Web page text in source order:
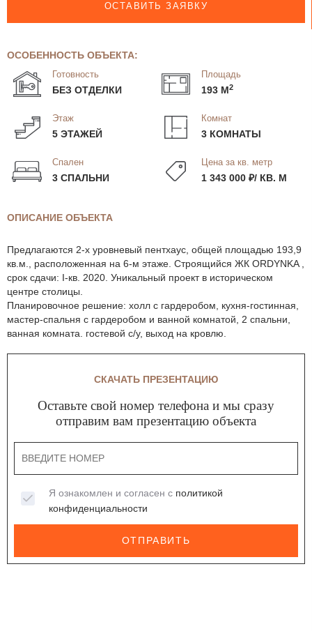
ОСТАВИТЬ ЗАЯВКУ
ОСОБЕННОСТЬ ОБЪЕКТА:
Готовность
БЕЗ ОТДЕЛКИ
Площадь
193 М2
Этаж
5 ЭТАЖЕЙ
Комнат
3 КОМНАТЫ
Спален
3 СПАЛЬНИ
Цена за кв. метр
1 343 000 ₽/ КВ. М
ОПИСАНИЕ ОБЪЕКТА
Предлагаются 2-х уровневый пентхаус, общей площадью 193,9
кв.м., расположенная на 6-м этаже. Строящийся ЖК ORDYNKA ,
срок сдачи: I-кв. 2020. Уникальный проект в историческом
центре столицы.
Планировочное решение: холл с гардеробом, кухня-гостинная,
мастер-спальня с гардеробом и ванной комнатой, 2 спальни,
ванная комната. гостевой с/у, выход на кровлю.
СКАЧАТЬ ПРЕЗЕНТАЦИЮ
Оставьте свой номер телефона и мы сразу
отправим вам презентацию объекта
Я ознакомлен и согласен с политикой
конфиденциальности
ОТПРАВИТЬ